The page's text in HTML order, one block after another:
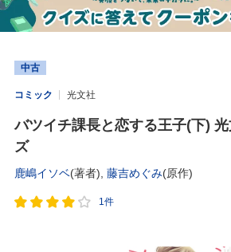
中古
コミック 光文社
バツイチ課長と恋する王子(下)
ズ
鹿嶋イソベ(著者), 藤吉めぐみ(原作)
1件